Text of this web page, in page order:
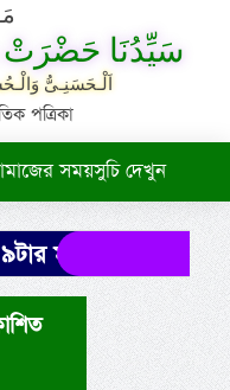
سَيِّدُنَا حَضْرَتْ
اَلْـحَسَنِـىُّ
পত্রিকা
সময়সুচি দেখুন
জেলায় ৬০ কিমি